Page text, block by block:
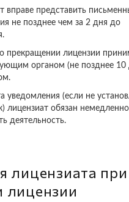
вправе представить
не позднее чем за 2 дня до
прекращении лицензии
органом (не позднее 10
уведомления (если не
лицензиат обязан немедленно
деятельность.
лицензиата при
лицензии